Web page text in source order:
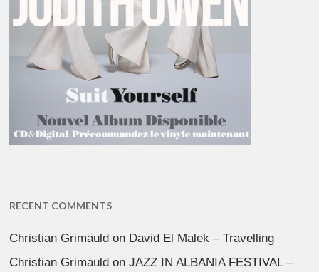
RECENT COMMENTS
Christian Grimauld on David El Malek – Travelling
Christian Grimauld onJAZZ IN ALBANIA FESTIVAL –